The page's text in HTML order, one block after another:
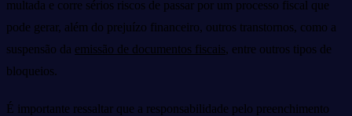
multada e corre sérios riscos de passar por um processo fiscal que
pode gerar, além do prejuízo financeiro, outros transtornos, como a
suspensão da emissão de documentos fiscais, entre outros tipos de
bloqueios.
É importante ressaltar que a responsabilidade pelo preenchimento